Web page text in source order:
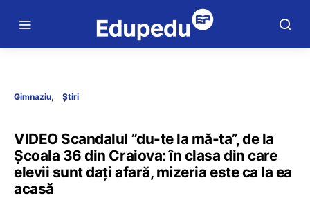
Gimnaziu Știri
VIDEO Scandalul ”du-te la mă-ta”, de la
Școala 36 din Craiova: în clasa din care
elevii sunt dați afară, mizeria este ca la ea
acasă